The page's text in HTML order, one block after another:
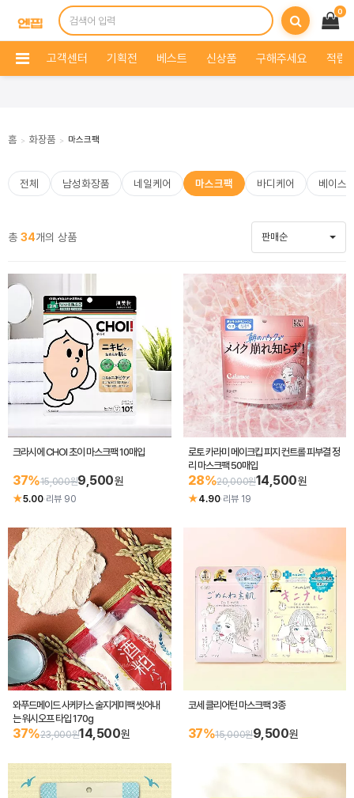
0
고객센터 기획전 베스트 신상품 구해주세요 적립
홈 > 화장품 > 마스크팩
전체 남성화장품 네일케어 마스크팩 바디케어 베이스
총 34개의 상품 판매순
크라시에 CHOI 초이 마스크팩 10매입
37%15,000원9,500원
★5.00·리뷰 90
로토 카라미 메이크킵 피지 컨트롤 피부결 정
리 마스크팩 50매입
28%20,000원14,500원
★4.90·리뷰 19
와푸드메이드 사케카스 술지게미팩 씻어내
는 워시오프 타입 170g
37%23,000원14,500원
코세 클리어턴 마스크팩 3종
37%15,000원9,500원